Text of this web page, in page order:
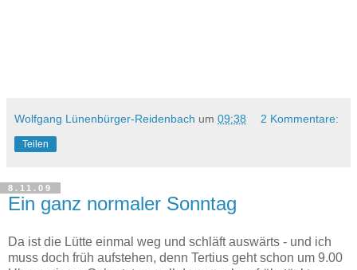
Wolfgang Lünenbürger-Reidenbach um 09:38 2 Kommentare:
Teilen
8.11.09
Ein ganz normaler Sonntag
Da ist die Lütte einmal weg und schläft auswärts - und ich
muss doch früh aufstehen, denn Tertius geht schon um 9.00